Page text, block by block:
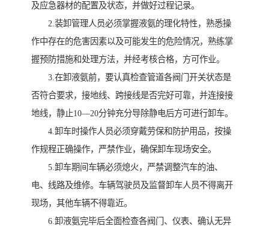
及应急器材的配置及状态，并做好过程记录。
2.装卸管理人员必须掌握液氨的理化特性，熟悉操
作中存在的危害因素以及可能发生的危险情况，熟练掌
握预防措施和处理方法，并经考核合格，方可作业。
3.在卸液氨前，要认真检查管道各阀门开关状态是
否符合要求，接地线、跨接线是否完好可靠，并连接接
地线，静止10—20分钟充分导除静电后方可进行卸车。
4.卸车时操作人员必须穿戴劳保和防护用品，按操
作规程正确操作，严禁作业，确保卸车现场安全。
5.卸车期间车辆必须熄火，严禁调整汽车的油、
电、线路及维修。车辆驾驶员及监督卸车人员不得离开
现场，其他车辆不得靠近。
6.卸液氨完毕后全面检查各阀门、仪表、确认无异